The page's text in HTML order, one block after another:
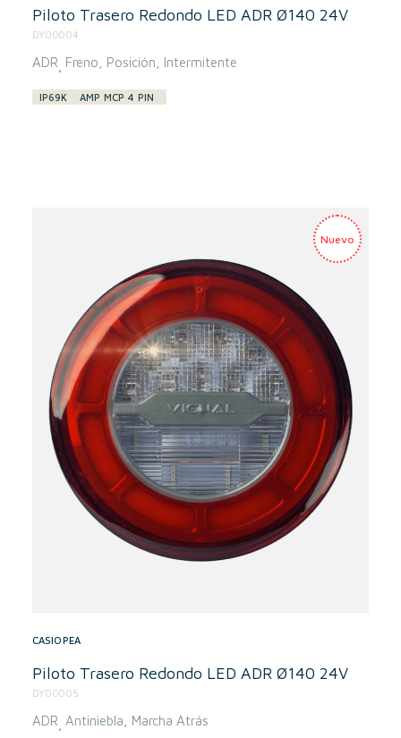
Piloto Trasero Redondo LED ADR Ø140 24V
DY00004
ADR Freno Posición Intermitente
IP69K AMP MCP 4 PIN
CASIOPEA
Piloto Trasero Redondo LED ADR Ø140 24V
DY00005
ADR, Antiniebla Marcha Atrás